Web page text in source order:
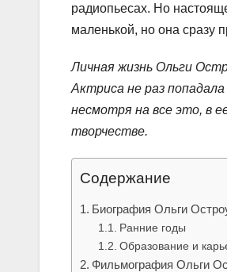
радиопьесах. Но
маленькой, но она сразу
Личная жизнь Ольги
Актриса не раз
несмотря на все это, в
творчестве.
Содержание
Биография Ольги
Ранние годы
Образование и
Фильмография Ольги